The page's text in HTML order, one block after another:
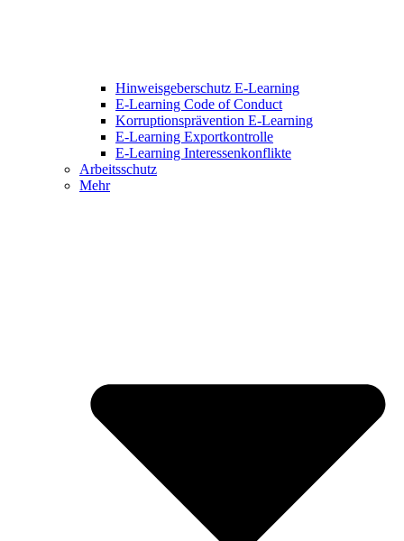
Hinweisgeberschutz E-Learning
E-Learning Code of Conduct
Korruptionsprävention E-Learning
E-Learning Exportkontrolle
E-Learning Interessenkonflikte
Arbeitsschutz
Mehr